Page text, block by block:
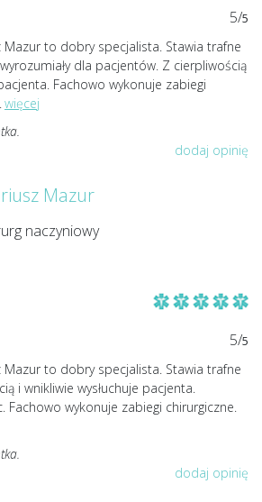
5/5
Mazur to dobry specjalista. Stawia trafne
dla pacjentów. Z cierpliwością
Fachowo wykonuje zabiegi
więcej
dodaj opinię
Mazur
naczyniowy
5/5
Mazur to dobry specjalista. Stawia trafne
i wnikliwie wysłuchuje pacjenta.
wykonuje zabiegi chirurgiczne.
dodaj opinię